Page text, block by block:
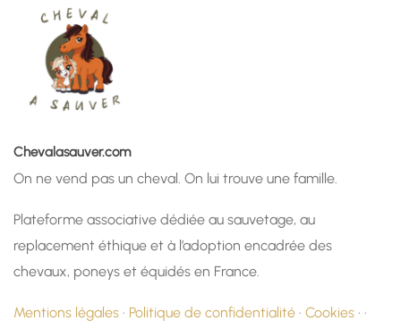
Chevalasauver.com
On ne vend pas un cheval. On lui trouve une famille.
Plateforme associative dédiée au sauvetage, au
replacement éthique et à l’adoption encadrée des
chevaux, poneys et équidés en France.
Mentions légales · Politique de confidentialité · Cookies · ·